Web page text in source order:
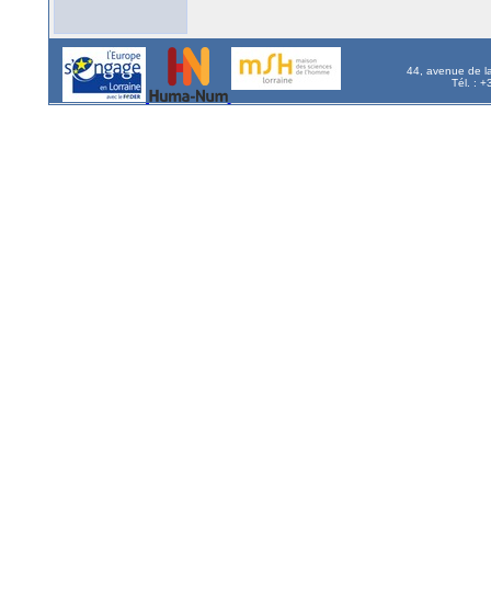
44, avenue de
Tél. :